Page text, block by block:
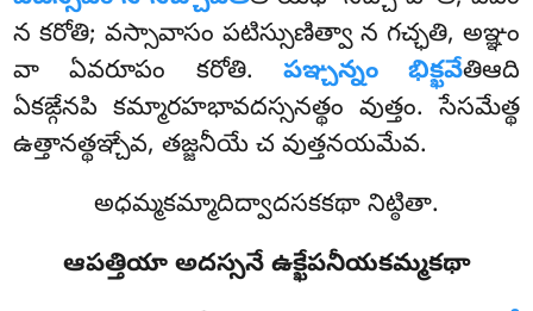
న కరోతి; వస్సావాసం పటిస్సుణిత్వా న గచ్ఛతి, అఞ్ఞం
వా ఏవరూపం కరోతి. పఞ్చన్నం భిక్ఖవేతిఆది
ఏకఙ్గేనపి కమ్మారహభావదస్సనత్థం వుత్తం. సేసమేత్థ
ఉత్తానత్థఞ్చేవ, తజ్జనీయే చ వుత్తనయమేవ.
అధమ్మకమ్మాదిద్వాదసకకథా నిట్ఠితా.
ఆపత్తియా అదస్సనే ఉక్ఖేపనీయకమ్మకథా